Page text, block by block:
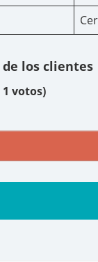
los clientes
1 votos)